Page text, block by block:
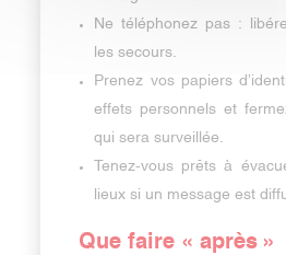
Ne téléphonez pas :
les secours.
Prenez vos papiers
effets personnels et
qui sera surveillée.
Tenez-vous prêts à
lieux si un message est
Que faire « après »